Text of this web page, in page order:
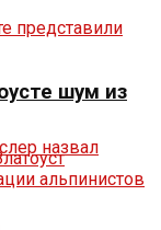
шум из